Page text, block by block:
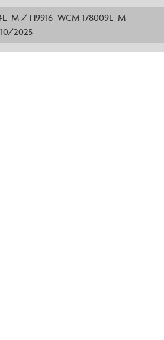
/ H9916_WCM 178009E_M
2025